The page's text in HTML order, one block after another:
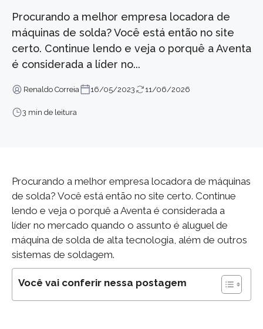
Procurando a melhor empresa locadora de
máquinas de solda? Você está então no site
certo. Continue lendo e veja o porquê a Aventa
é considerada a líder no...
Renaldo Correia 16/05/2023 11/06/2026
3 min de leitura
Procurando a melhor empresa locadora de máquinas
de solda? Você está então no site certo. Continue
lendo e veja o porquê a Aventa é considerada a
líder no mercado quando o assunto é aluguel de
máquina de solda de alta tecnologia, além de outros
sistemas de soldagem.
Você vai conferir nessa postagem